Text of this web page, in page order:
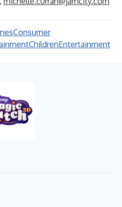
Consumer
ChildrenEntertainment